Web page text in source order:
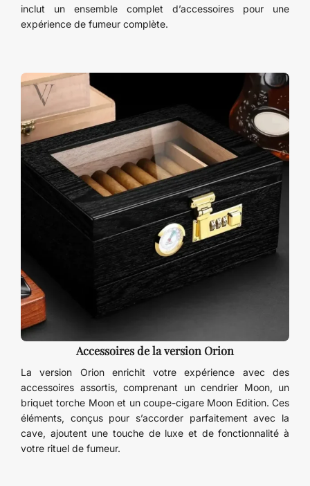
inclut un ensemble complet d’accessoires pour une
expérience de fumeur complète.
Accessoires de la version Orion
La version Orion enrichit votre expérience avec des
accessoires assortis, comprenant un cendrier Moon, un
briquet torche Moon et un coupe-cigare Moon Edition. Ces
éléments, conçus pour s’accorder parfaitement avec la
cave, ajoutent une touche de luxe et de fonctionnalité à
votre rituel de fumeur.